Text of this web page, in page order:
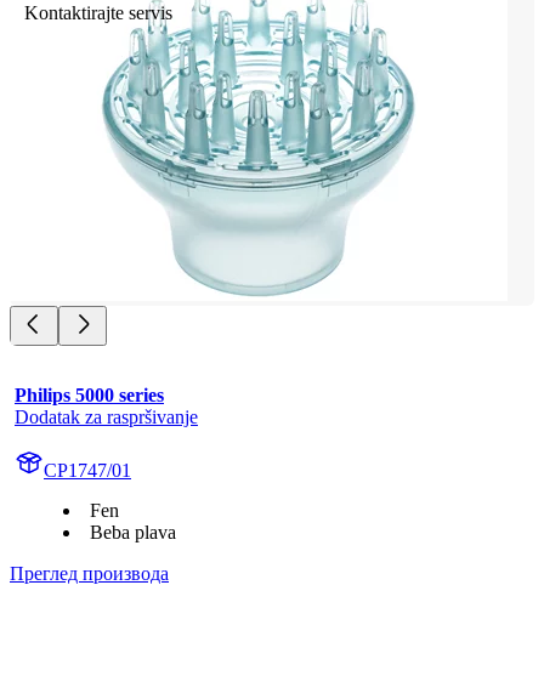
Kontaktirajte servis
Philips 5000 series
Dodatak za raspršivanje
CP1747/01
Fen
Beba plava
Преглед производа